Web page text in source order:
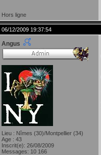
Hors ligne
06/12/2009 19:37:54
Angus
Lieu : Nîmes (30)/Montpellier (34)
Age : 43
Inscrit(e): 26/08/2009
Messages: 10 166